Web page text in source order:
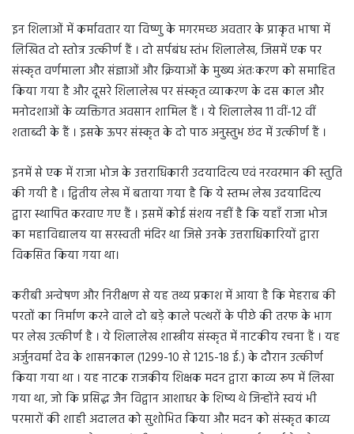
इन शिलाओं में कर्मावतार या विष्णु के मगरमच्छ अवतार के प्राकृत भाषा में
लिखित दो स्तोत्र उत्कीर्ण हैं । दो सर्पबंध स्तंभ शिलालेख, जिसमें एक पर
संस्कृत वर्णमाला और संज्ञाओं और क्रियाओं के मुख्य अंतःकरण को समाहित
किया गया है और दूसरे शिलालेख पर संस्कृत व्याकरण के दस काल और
मनोदशाओं के व्यक्तिगत अवसान शामिल हैं । ये शिलालेख 11 वीं-12 वीं
शताब्दी के हैं । इसके ऊपर संस्कृत के दो पाठ अनुस्तुभ छंद में उत्कीर्ण हैं ।
इनमें से एक में राजा भोज के उत्तराधिकारी उदयादित्य एवं नरवरमान की स्तुति
की गयी है । द्वितीय लेख में बताया गया है कि ये स्तम्भ लेख उदयादित्य
द्वारा स्थापित करवाए गए हैं । इसमें कोई संशय नहीं है कि यहाँ राजा भोज
का महाविद्यालय या सरस्वती मंदिर था जिसे उनके उत्तराधिकारियों द्वारा
विकसित किया गया था।
करीबी अन्वेषण और निरीक्षण से यह तथ्य प्रकाश में आया है कि मेहराब की
परतों का निर्माण करने वाले दो बड़े काले पत्थरों के पीछे की तरफ के भाग
पर लेख उत्कीर्ण है । ये शिलालेख शास्त्रीय संस्कृत में नाटकीय रचना हैं । यह
अर्जुनवर्मा देव के शासनकाल (1299-10 से 1215-18 ई.) के दौरान उत्कीर्ण
किया गया था । यह नाटक राजकीय शिक्षक मदन द्वारा काव्य रूप में लिखा
गया था, जो कि प्रसिद्ध जैन विद्वान आशाधर के शिष्य थे जिन्होंने स्वयं भी
परमारों की शाही अदालत को सुशोभित किया और मदन को संस्कृत काव्य